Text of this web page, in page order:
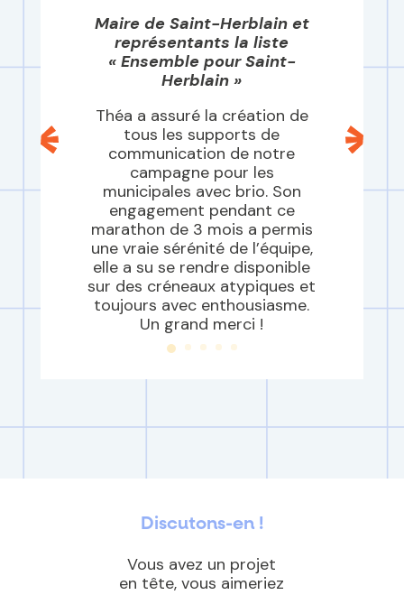
Maire de Saint-Herblain et
représentants la liste
« Ensemble pour Saint-
Herblain »
Théa a assuré la création de
tous les supports de
communication de notre
campagne pour les
municipales avec brio. Son
engagement pendant ce
marathon de 3 mois a permis
une vraie sérénité de l’équipe,
elle a su se rendre disponible
sur des créneaux atypiques et
toujours avec enthousiasme.
Un grand merci !
Discutons-en !
Vous avez un projet
en tête, vous aimeriez